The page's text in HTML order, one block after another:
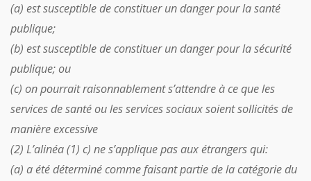
(a) est susceptible de constituer un danger pour la santé
publique;
(b) est susceptible de constituer un danger pour la sécurité
publique; ou
(c) on pourrait raisonnablement s’attendre à ce que les
services de santé ou les services sociaux soient sollicités de
manière excessive
(2) L’alinéa (1) c) ne s’applique pas aux étrangers qui:
(a) a été déterminé comme faisant partie de la catégorie du